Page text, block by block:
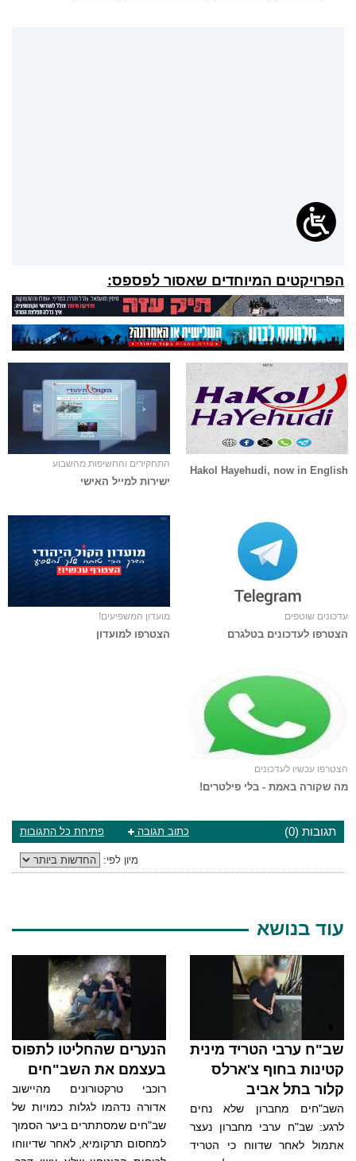
הפרויקטים המיוחדים שאסור לפספס:
Hakol Hayehudi, now in English
התחקירים והחשיפות מהשבוע
ישירות למייל האישי
עדכונים שוטפים
הצטרפו לעדכונים בטלגרם
מועדון המשפיעים!
הצטרפו למועדון
הצטרפו עכשיו לעדכונים
מה שקורה באמת - בלי פילטרים!
תגובות (0) פתיחת כל התגובות כתוב תגובה
מיון לפי:
עוד בנושא
שב"ח ערבי הטריד מינית
קטינות בחוף צ'ארלס
קלור בתל אביב
השב"חים מחברון שלא נחים
לרגע: שב"ח ערבי מחברון נעצר
אתמול לאחר שדווח כי הטריד
הנערים שהחליטו לתפוס
בעצמם את השב"חים
רוכבי טרקטורונים מהיישוב
אדורה נדהמו לגלות כמויות של
שב"חים שמסתתרים ביער הסמוך
למחסום תרקומיא, לאחר שדיווחו